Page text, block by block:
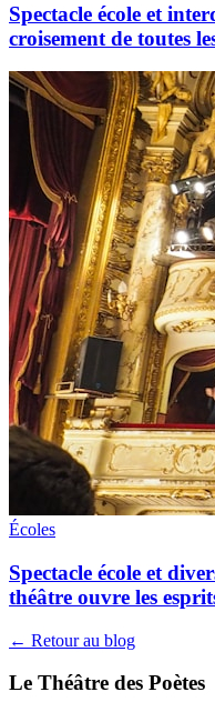
Spectacle école et
croisement de toutes
Écoles
Spectacle école et
théâtre ouvre les
← Retour au blog
Le Théâtre des Poètes